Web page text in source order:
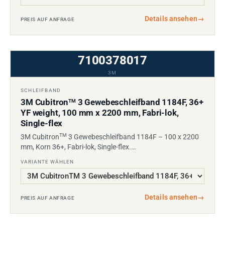
PREIS AUF ANFRAGE Details ansehen→
7100378017
3M
SCHLEIFBAND
3M CubitronTM3 Gewebeschleifband 1184F, 36+
YF weight, 100 mm x 2200 mm, Fabri-lok,
Single-flex
3M CubitronTM 3 Gewebeschleifband 1184F – 100 x 2200
mm, Korn 36+, Fabri-lok, Single-flex.…
VARIANTE WÄHLEN
PREIS AUF ANFRAGE Details ansehen→